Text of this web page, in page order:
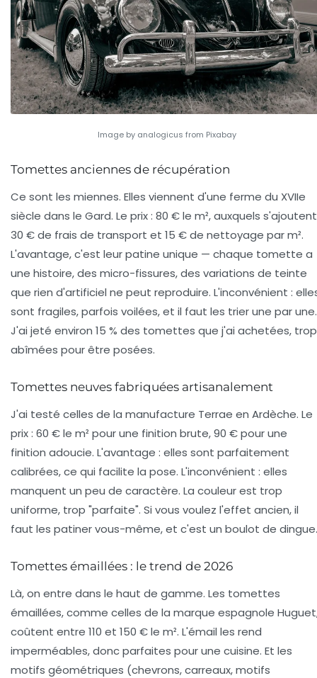
Image by analogicus from Pixabay
Tomettes anciennes de récupération
Ce sont les miennes. Elles viennent d'une ferme du XVIIe
siècle dans le Gard. Le prix : 80 € le m², auxquels s'ajoutent
30 € de frais de transport et 15 € de nettoyage par m².
L'avantage, c'est leur patine unique — chaque tomette a
une histoire, des micro-fissures, des variations de teinte
que rien d'artificiel ne peut reproduire. L'inconvénient :
sont fragiles, parfois voilées, et il faut les trier une par une.
J'ai jeté environ 15 % des tomettes que j'ai achetées, trop
abîmées pour être posées.
Tomettes neuves fabriquées artisanalement
J'ai testé celles de la manufacture Terrae en Ardèche. Le
prix : 60 € le m² pour une finition brute, 90 € pour une
finition adoucie. L'avantage : elles sont parfaitement
calibrées, ce qui facilite la pose. L'inconvénient : elles
manquent un peu de caractère. La couleur est trop
uniforme, trop "parfaite". Si vous voulez l'effet ancien, il
faut les patiner vous-même, et c'est un boulot de dingue.
Tomettes émaillées : le trend de 2026
Là, on entre dans le haut de gamme. Les tomettes
émaillées, comme celles de la marque espagnole
coûtent entre 110 et 150 € le m². L'émail les rend
imperméables, donc parfaites pour une cuisine. Et les
motifs géométriques (chevrons, carreaux, motifs